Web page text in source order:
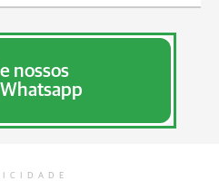
nossos